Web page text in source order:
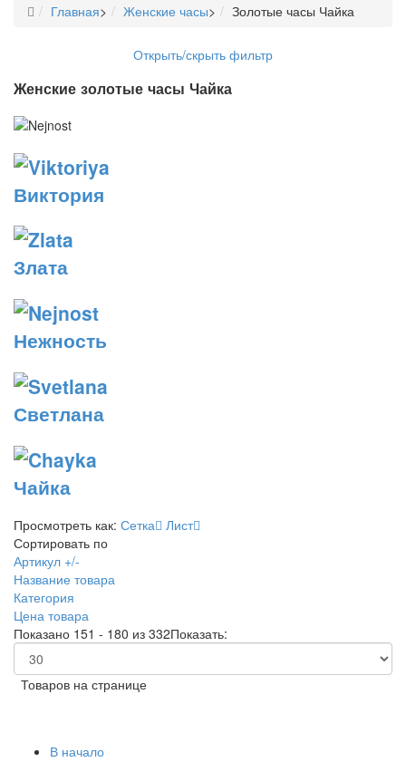
Главная> Женские часы> Золотые часы Чайка
Открыть/скрыть фильтр
Женские золотые часы Чайка
Виктория
Злата
Нежность
Светлана
Чайка
Просмотреть как: Сетка Лист
Сортировать по
Артикул +/-
Название товара
Категория
Цена товара
Показано 151 - 180 из 332Показать:
Товаров на странице
В начало